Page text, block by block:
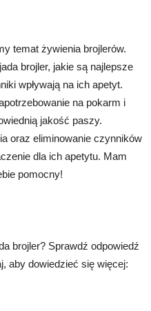
temat żywienia brojlerów.
brojler, jakie są najlepsze
wpływają na ich apetyt.
na pokarm i
jakość paszy.
oraz eliminowanie czynników
dla ich apetytu. Mam
pomocny!
brojler? Sprawdź odpowiedź
aby dowiedzieć się więcej: